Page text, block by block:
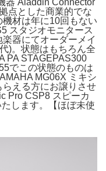
点とした商業的でな
材は年に10回もない
スタジオモニタース
器にてオーダーメイ
)。状態はもちろん全
PA STAGEPAS300
でこの状態のものは
MG06X ミキシ
える方にお譲りさせ
Pro CSP8 スピーカ
します。【ほぼ未使